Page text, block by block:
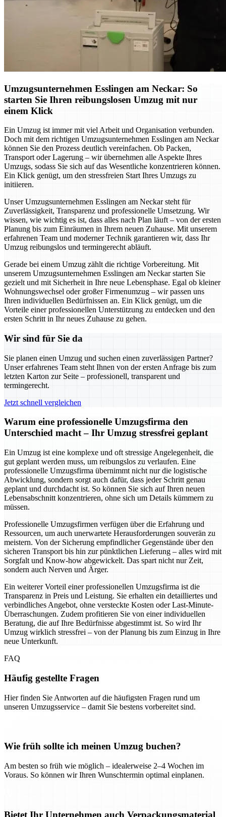
Umzugsunternehmen Esslingen am Neckar: So
starten Sie Ihren reibungslosen Umzug mit nur
einem Klick
Ein Umzug ist immer mit viel Arbeit und Organisation verbunden.
Doch mit dem richtigen Umzugsunternehmen Esslingen am Neckar
können Sie den Prozess deutlich vereinfachen. Ob Packen,
Transport oder Lagerung – wir übernehmen alle Aspekte Ihres
Umzugs, sodass Sie sich auf das Wesentliche konzentrieren können.
Ein Klick genügt, um den stressfreien Start Ihres Umzugs zu
initiieren.
Unser Umzugsunternehmen Esslingen am Neckar steht für
Zuverlässigkeit, Transparenz und professionelle Umsetzung. Wir
wissen, wie wichtig es ist, dass alles nach Plan läuft – von der ersten
Planung bis zum Einräumen in Ihrem neuen Zuhause. Mit unserem
erfahrenen Team und moderner Technik garantieren wir, dass Ihr
Umzug reibungslos und termingerecht abläuft.
Gerade bei einem Umzug zählt die richtige Vorbereitung. Mit
unserem Umzugsunternehmen Esslingen am Neckar starten Sie
gezielt und mit Sicherheit in Ihre neue Lebensphase. Egal ob kleiner
Wohnungswechsel oder großer Firmenumzug – wir passen uns
Ihren individuellen Bedürfnissen an. Ein Klick genügt, um die
Vorteile einer professionellen Unterstützung zu entdecken und den
ersten Schritt in Ihr neues Zuhause zu gehen.
Wir sind für Sie da
Sie planen einen Umzug und suchen einen zuverlässigen Partner?
Unser erfahrenes Team steht Ihnen von der ersten Anfrage bis zum
letzten Karton zur Seite – professionell, transparent und
termingerecht.
Jetzt schnell vergleichen
Warum eine professionelle Umzugsfirma den
Unterschied macht – Ihr Umzug stressfrei geplant
Ein Umzug ist eine komplexe und oft stressige Angelegenheit, die
gut geplant werden muss, um reibungslos zu verlaufen. Eine
professionelle Umzugsfirma übernimmt nicht nur die logistische
Abwicklung, sondern sorgt auch dafür, dass jeder Schritt genau
geplant und durchdacht ist. So können Sie sich auf Ihren neuen
Lebensabschnitt konzentrieren, ohne sich um Details kümmern zu
müssen.
Professionelle Umzugsfirmen verfügen über die Erfahrung und
Ressourcen, um auch unerwartete Herausforderungen souverän zu
meistern. Von der Sicherung empfindlicher Gegenstände über den
sicheren Transport bis hin zur pünktlichen Lieferung – alles wird mit
Sorgfalt und Know-how abgewickelt. Das spart nicht nur Zeit,
sondern auch Nerven und Ärger.
Ein weiterer Vorteil einer professionellen Umzugsfirma ist die
Transparenz in Preis und Leistung. Sie erhalten ein detailliertes und
verbindliches Angebot, ohne versteckte Kosten oder Last-Minute-
Überraschungen. Zudem profitieren Sie von einer individuellen
Beratung, die auf Ihre Bedürfnisse abgestimmt ist. So wird Ihr
Umzug wirklich stressfrei – von der Planung bis zum Einzug in Ihre
neue Unterkunft.
FAQ
Häufig gestellte Fragen
Hier finden Sie Antworten auf die häufigsten Fragen rund um
unseren Umzugsservice – damit Sie bestens vorbereitet sind.
Wie früh sollte ich meinen Umzug buchen?
Am besten so früh wie möglich – idealerweise 2–4 Wochen im
Voraus. So können wir Ihren Wunschtermin optimal einplanen.
Bietet Ihr Unternehmen auch Verpackungsmaterial